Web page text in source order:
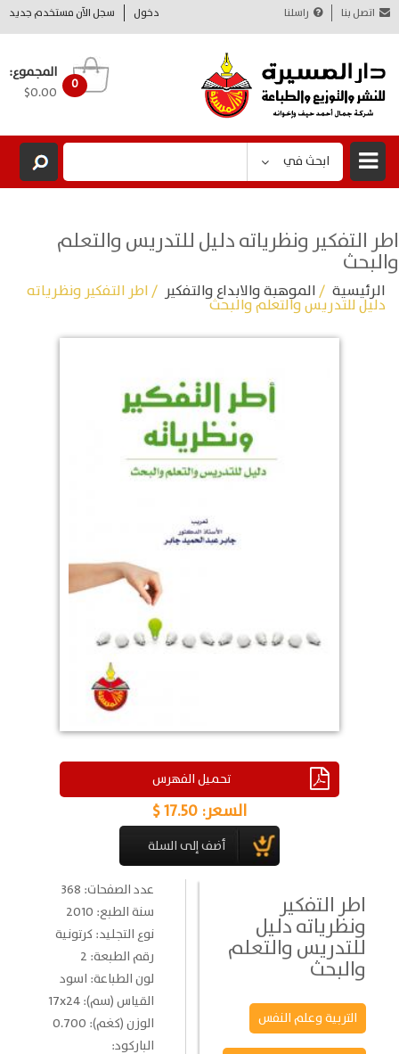
دخول سجل الآن مستخدم جديد اتصل بنا راسلنا
0
المجموع:
$0.00
ابحث في
اطر التفكير ونظرياته دليل للتدريس والتعلم
والبحث
الرئيسية /الموهبة والابداع والتفكير / اطر التفكير ونظرياته
دليل للتدريس والتعلم والبحث
تحميل الفهرس
السعر: 17.50 $
اطر التفكير
ونظرياته دليل
للتدريس والتعلم
والبحث
التربية وعلم النفس
عدد الصفحات: 368
سنة الطبع: 2010
نوع التجليد: كرتونية
رقم الطبعة: 2
لون الطباعة: اسود
القياس (سم): 17x24
الوزن (كغم): 0.700
الباركود: